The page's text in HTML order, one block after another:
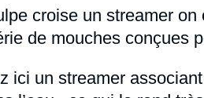
croise un streamer
de mouches conçues
ici un streamer